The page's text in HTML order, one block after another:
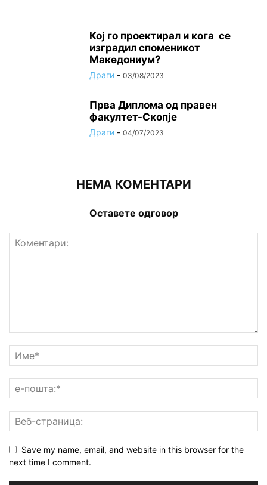
Кој го проектирал и кога се
изградил споменикот
Македониум?
Драги - 03/08/2023
Прва Диплома од правен
факултет-Скопје
Драги - 04/07/2023
НЕМА КОМЕНТАРИ
Оставете одговор
Save my name, email, and website in this browser for the
next time I comment.